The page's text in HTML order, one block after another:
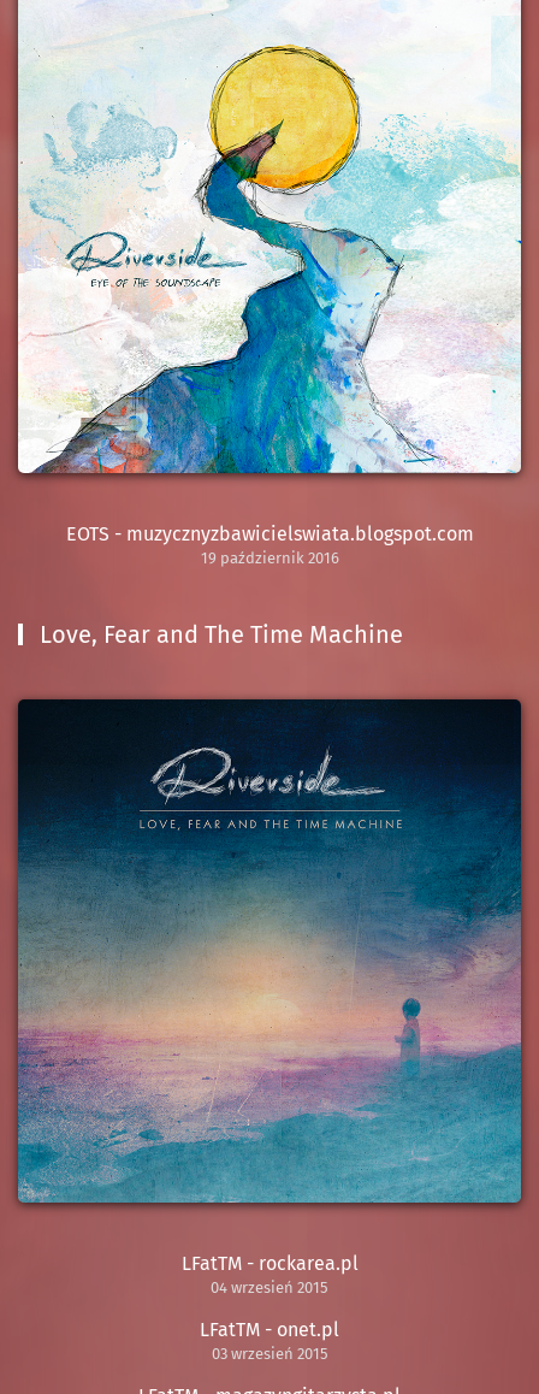
EOTS - muzycznyzbawicielswiata.blogspot.com
19 październik 2016
Love, Fear and The Time Machine
LFatTM - rockarea.pl
04 wrzesień 2015
LFatTM - onet.pl
03 wrzesień 2015